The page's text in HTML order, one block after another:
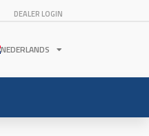
DEALER LOGIN
NEDERLANDS